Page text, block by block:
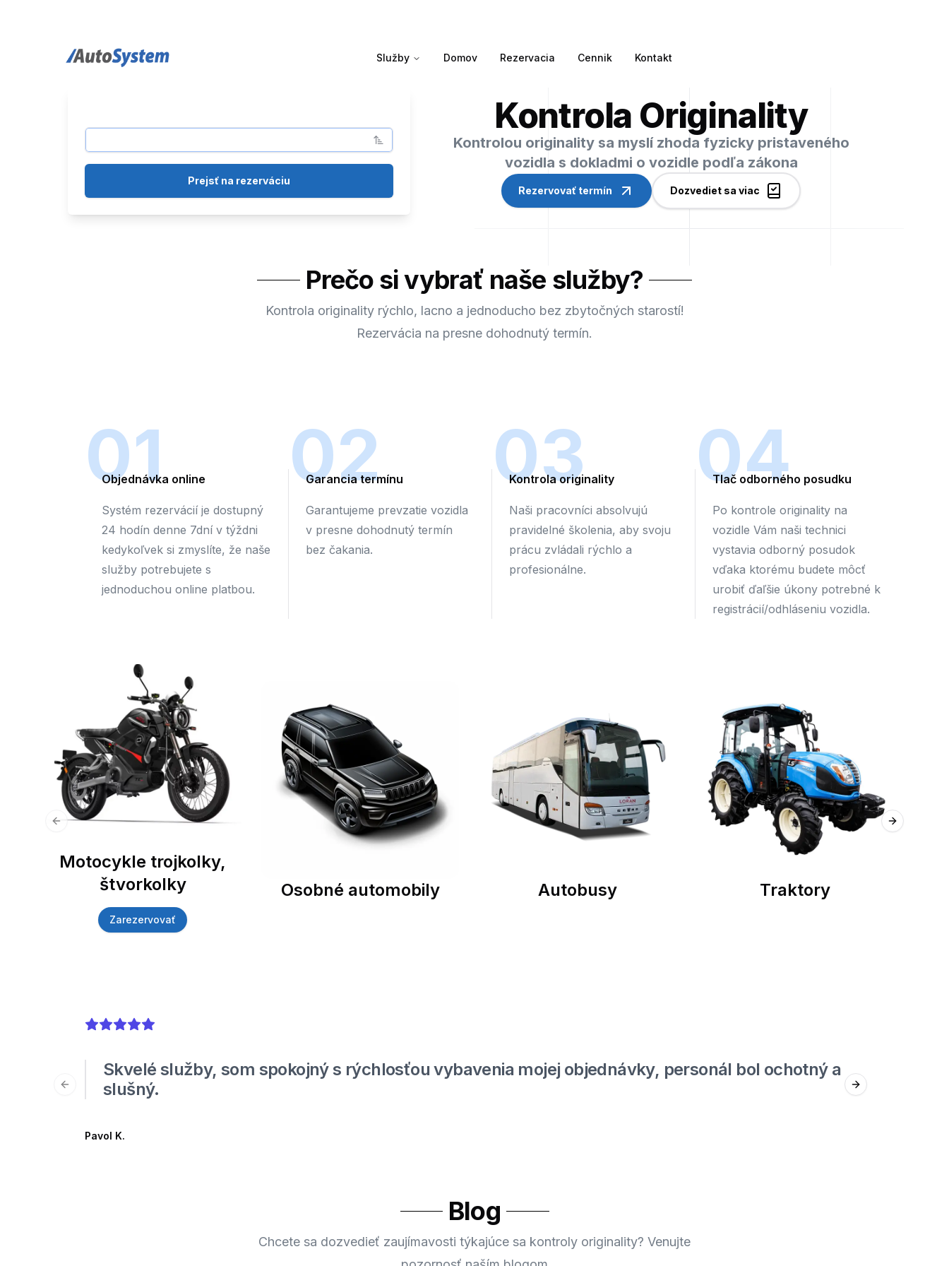
auto-system logo Služby Domov Rezervacia Cennik Kontakt
Prejsť na rezerváciu
Kontrola Originality
Kontrolou originality sa myslí zhoda fyzicky pristaveného
vozidla s dokladmi o vozidle podľa zákona
Rezervovať termín Dozvediet sa viac
Prečo si vybrať naše služby?
Kontrola originality rýchlo, lacno a jednoducho bez zbytočných starostí!
Rezervácia na presne dohodnutý termín.
01
Objednávka online
Systém rezervácií je dostupný
24 hodín denne 7dní v týždni
kedykoľvek si zmyslíte, že naše
služby potrebujete s
jednoduchou online platbou.
02
Garancia termínu
Garantujeme prevzatie vozidla
v presne dohodnutý termín
bez čakania.
03
Kontrola originality
Naši pracovníci absolvujú
pravidelné školenia, aby svoju
prácu zvládali rýchlo a
profesionálne.
04
Tlač odborného posudku
Po kontrole originality na
vozidle Vám naši technici
vystavia odborný posudok
vďaka ktorému budete môcť
urobiť ďaľšie úkony potrebné k
registrácií/odhláseniu vozidla.
Motocykle trojkolky,
štvorkolky
Zarezervovať
Osobné automobily Autobusy Traktory
Previous slide Next slide
5out of 5 stars
Skvelé služby, som spokojný s rýchlosťou vybavenia mojej objednávky, personál bol ochotný a
slušný.
Pavol K.
Previous slide Next slide
Blog
Chcete sa dozvedieť zaujímavosti týkajúce sa kontroly originality? Venujte